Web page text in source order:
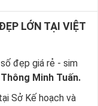
LỚN TẠI VIỆT
đẹp giá rẻ - sim
Thông Minh Tuấn.
Sở Kế hoạch và